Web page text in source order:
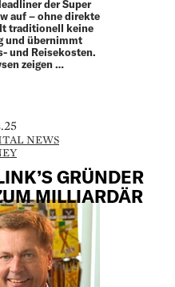
der Super
auf – ohne direkte
traditionell keine
und übernimmt
und Reisekosten.
zeigen …
NEWS
GRÜNDER
MILLIARDÄR